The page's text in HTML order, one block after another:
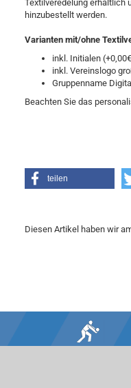
Textilveredelung erhältlich
hinzubestellt werden.
Varianten mit/ohne
inkl. Initialen
inkl. Vereinslogo
Gruppenname
Beachten Sie das
teilen
Diesen Artikel haben wir